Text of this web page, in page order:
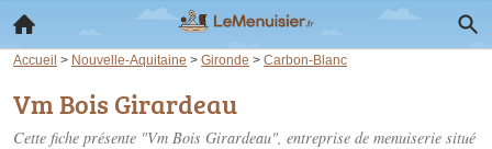
Accueil > Nouvelle-Aquitaine > Gironde > Carbon-Blanc
Vm Bois Girardeau
Cette fiche présente "Vm Bois Girardeau", entreprise de menuiserie situé